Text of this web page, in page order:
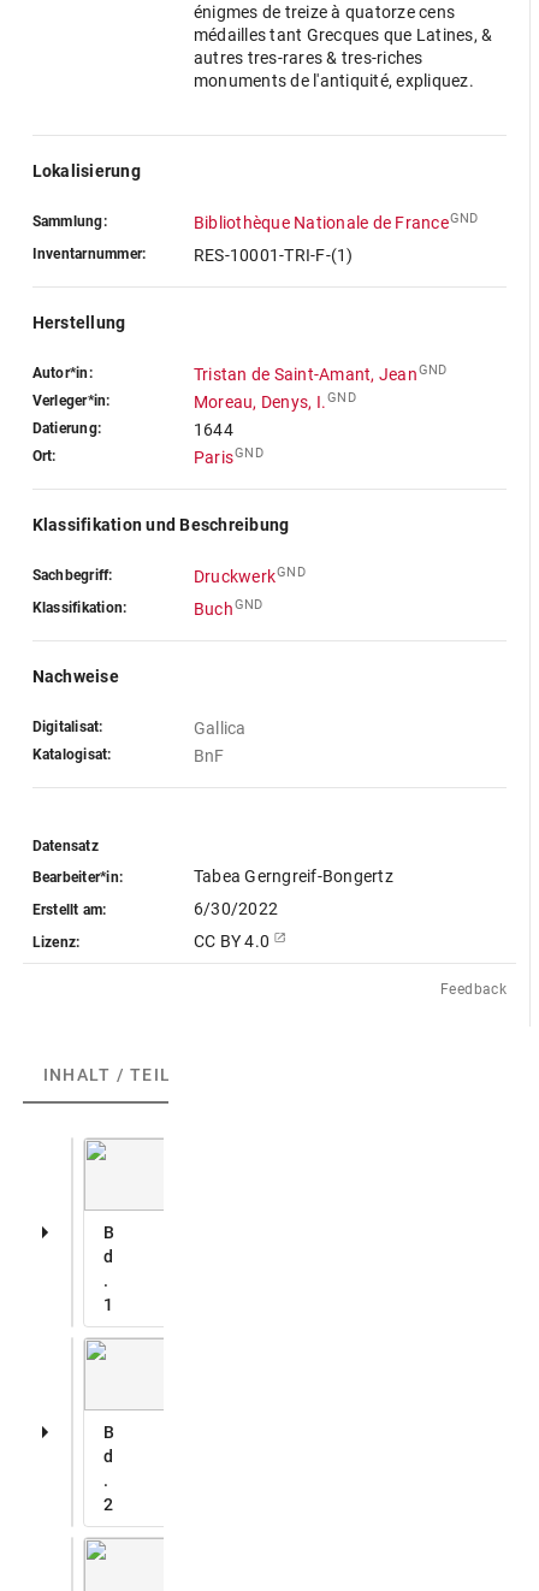
énigmes de treize à quatorze cens
médailles tant Grecques que Latines, &
autres tres-rares & tres-riches
monuments de l'antiquité, expliquez.
Lokalisierung
Sammlung: Bibliothèque Nationale de FranceGND
Inventarnummer: RES-10001-TRI-F-(1)
Herstellung
Autor*in: Tristan de Saint-Amant, JeanGND
Verleger*in: Moreau, Denys, I.GND
Datierung: 1644
Ort: ParisGND
Klassifikation und Beschreibung
Sachbegriff: DruckwerkGND
Klassifikation: BuchGND
Nachweise
Digitalisat: Gallica
Katalogisat: BnF
Datensatz
Bearbeiter*in:
Tabea Gerngreif-Bongertz
Erstellt am: 6/30/2022
Lizenz: CC BY 4.0
Feedback
INHALT / TEILE
B
d
.
1
B
d
.
2